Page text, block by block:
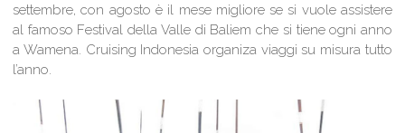
settembre, con agosto è il mese migliore se si vuole assistere
al famoso Festival della Valle di Baliem che si tiene ogni anno
a Wamena. Cruising Indonesia organiza viaggi su misura tutto
l’anno.